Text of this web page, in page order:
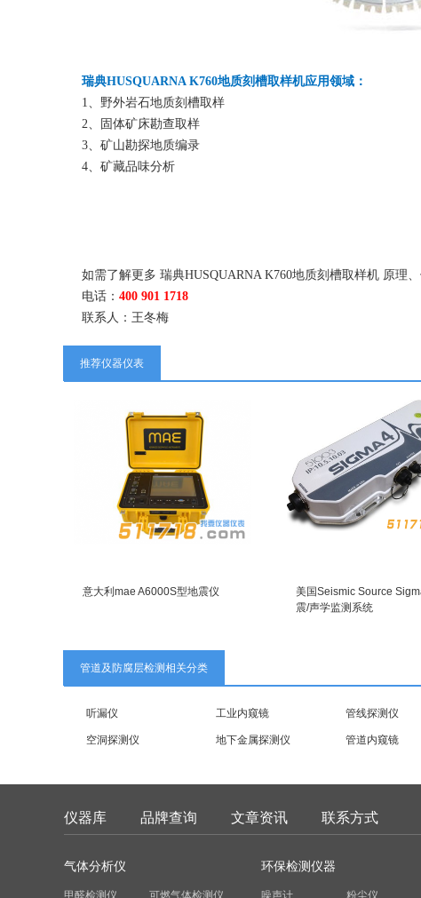
瑞典HUSQUARNA K760地质刻槽取样机应用领域：
1、野外岩石地质刻槽取样
2、固体矿床勘查取样
3、矿山勘探地质编录
4、矿藏品味分析
如需了解更多 瑞典HUSQUARNA K760地质刻槽取样机 原理
电话： 400 901 1718
联系人：王冬梅
推荐仪器仪表
意大利mae A6000S型地震仪
美国Seismic Source
震/声学监测系统
管道及防腐层检测相关分类
听漏仪 工业内窥镜 管线探测仪
空洞探测仪 地下金属探测仪 管道内窥镜
仪器库 品牌查询 文章资讯 联系方式
气体分析仪
甲醛检测仪 可燃气体检测仪
环保检测仪器
噪声计 粉尘仪